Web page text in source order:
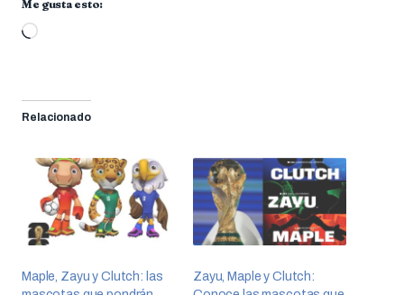
Me gusta esto:
Cargando...
Relacionado
Maple, Zayu y Clutch: las
Zayu, Maple y Clutch: